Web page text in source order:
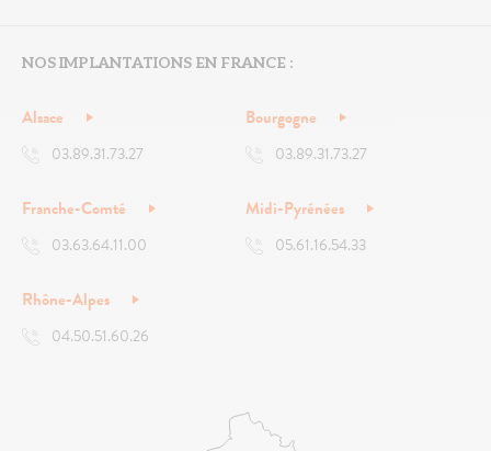
NOS IMPLANTATIONS EN FRANCE :
Alsace
03.89.31.73.27
Bourgogne
03.89.31.73.27
Franche-Comté
03.63.64.11.00
Midi-Pyrénées
05.61.16.54.33
Rhône-Alpes
04.50.51.60.26